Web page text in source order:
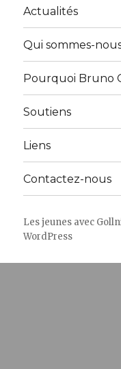
Actualités
Qui sommes-
Pourquoi Bruno
Soutiens
Liens
Contactez-nous
Les jeunes avec
WordPress